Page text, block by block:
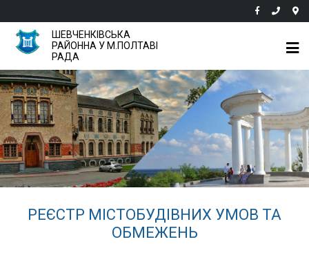
ШЕВЧЕНКІВСЬКА
РАЙОННА У М.ПОЛТАВІ
РАДА
РЕЄСТР МІСТОБУДІВНИХ УМОВ ТА
ОБМЕЖЕНЬ